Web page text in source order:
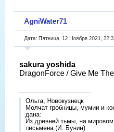
AgniWater71
Дата: Пятница, 12 Ноября 2021,
sakura yoshida
DragonForce / Give Me
Ольга, Новокузнецк
Молчат гробницы, мумии и
дана:
Из древней тьмы, на
письмена (И. Бунин)